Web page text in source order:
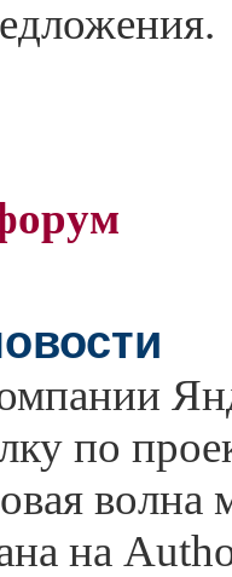
по
волна
на